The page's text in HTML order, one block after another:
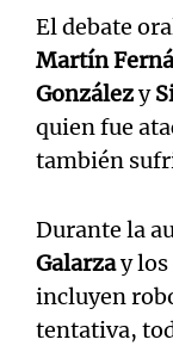
El debate
Martín
Gonzálezy
quien fue
también
Durante la
Galarzay los
incluyen
tentativa,